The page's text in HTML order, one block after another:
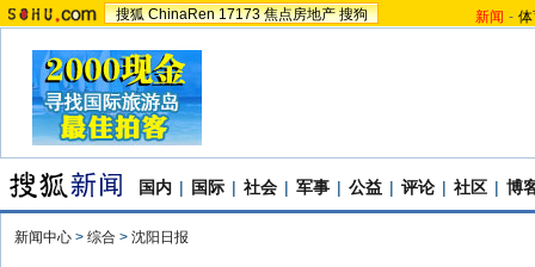
搜狐 ChinaRen 17173 焦点房地产 搜狗 新闻 -
国内 | 国际 | 社会 | 军事 | 公益 | 评论 | 社区 | 博
新闻中心 > 综合 > 沈阳日报